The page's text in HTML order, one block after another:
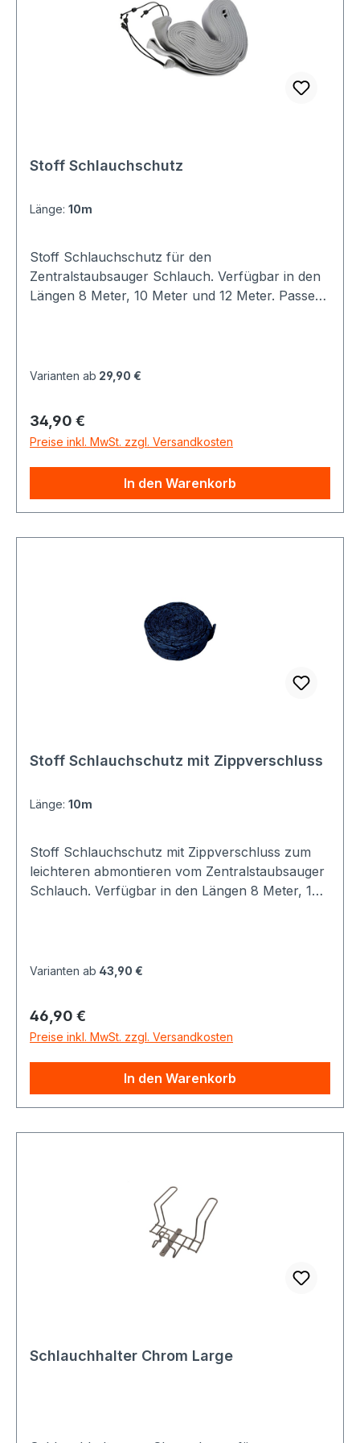
Stoff Schlauchschutz
Länge: 10m
Stoff Schlauchschutz für den
Zentralstaubsauger Schlauch. Verfügbar in den
Längen 8 Meter, 10 Meter und 12 Meter. Passend
Varianten ab 29,90 €
Regulärer Preis:
34,90 €
Preise inkl. MwSt. zzgl. Versandkosten
In den Warenkorb
Stoff Schlauchschutz mit Zippverschluss
Länge: 10m
Stoff Schlauchschutz mit Zippverschluss zum
leichteren abmontieren vom Zentralstaubsauger
Schlauch. Verfügbar in den Längen 8 Meter, 10
Varianten ab 43,90 €
Regulärer Preis:
46,90 €
Preise inkl. MwSt. zzgl. Versandkosten
In den Warenkorb
Schlauchhalter Chrom Large